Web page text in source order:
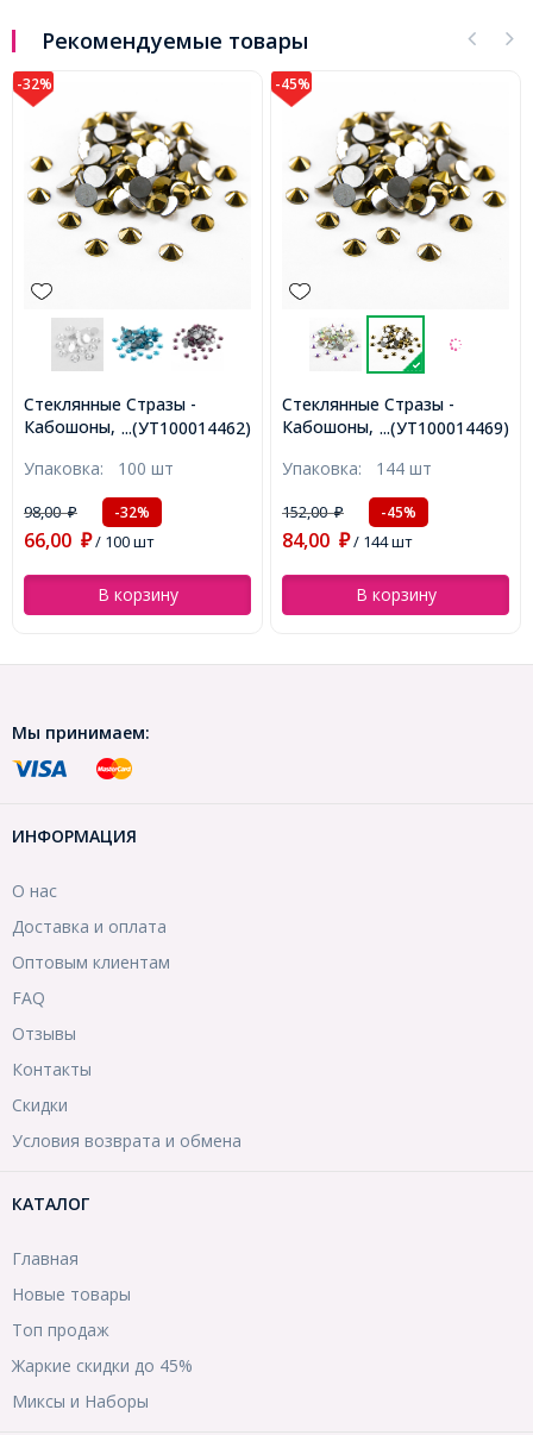
Рекомендуемые товары
-32%
...(УТ100014462)
Стеклянные Стразы -
Кабошоны, Граненые,
Цвет: Золото, Размер:
2.7~2.8мм, (УТ100014462)
Упаковка: 100 шт
98,00₽ -32%
66,00 ₽/ 100 шт
В корзину
-45%
...(УТ100014469)
Стеклянные Стразы -
Кабошоны, Граненые,
Цвет: Золото, Размер:
1.5~1.6мм, (УТ100014469)
Упаковка: 144 шт
152,00₽ -45%
84,00 ₽/ 144 шт
В корзину
Мы принимаем:
ИНФОРМАЦИЯ
О нас
Доставка и оплата
Оптовым клиентам
FAQ
Отзывы
Контакты
Скидки
Условия возврата и обмена
КАТАЛОГ
Главная
Новые товары
Топ продаж
Жаркие скидки до 45%
Миксы и Наборы